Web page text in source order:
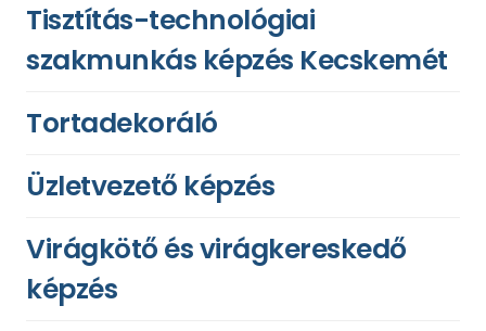
Tisztítás-technológiai
szakmunkás képzés Kecskemét
Tortadekoráló
Üzletvezető képzés
Virágkötő és virágkereskedő
képzés